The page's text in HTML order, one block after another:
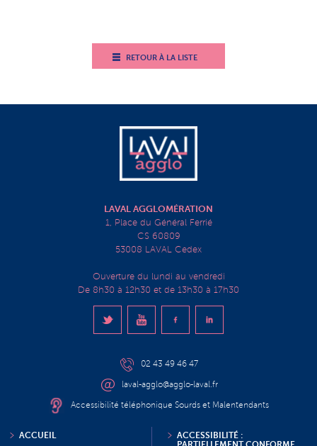
RETOUR À LA LISTE
LAVAL AGGLOMÉRATION
1, Place du Général Ferrié
CS 60809
53008 LAVAL Cedex
Ouverture du lundi au vendredi
De 8h30 à 12h30 et de 13h30 à 17h30
02 43 49 46 47
laval-agglo@agglo-laval.fr
Accessibilité téléphonique Sourds et Malentendants
ACCUEIL
ACCESSIBILITÉ :